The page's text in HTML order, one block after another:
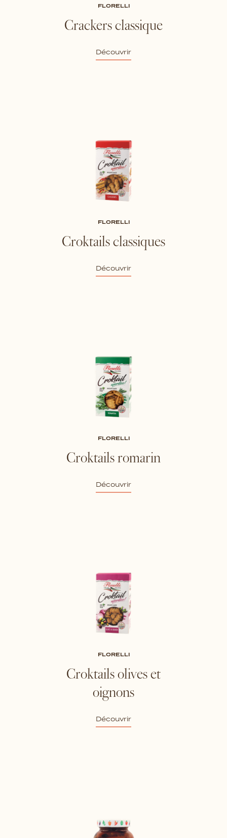
FLORELLI
Crackers classique
Découvrir
FLORELLI
Croktails classiques
Découvrir
FLORELLI
Croktails romarin
Découvrir
FLORELLI
Croktails olives et
oignons
Découvrir